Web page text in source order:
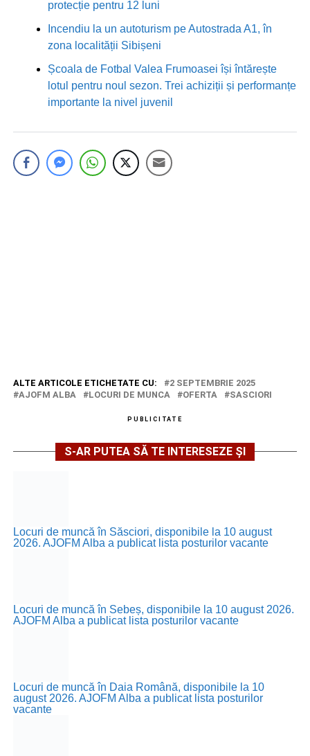
protecție pentru 12 luni
Incendiu la un autoturism pe Autostrada A1, în
zona localității Sibișeni
Școala de Fotbal Valea Frumoasei își întărește
lotul pentru noul sezon. Trei achiziții și performanțe
importante la nivel juvenil
ALTE ARTICOLE ETICHETATE CU:
2 SEPTEMBRIE 2025
AJOFM ALBA
LOCURI DE MUNCA OFERTA SASCIORI
PUBLICITATE
S-AR PUTEA SĂ TE INTERESEZE ȘI
Locuri de muncă în Săsciori, disponibile la 10 august
2026. AJOFM Alba a publicat lista posturilor vacante
Locuri de muncă în Sebeș, disponibile la 10 august 2026.
AJOFM Alba a publicat lista posturilor vacante
Locuri de muncă în Daia Română, disponibile la 10
august 2026. AJOFM Alba a publicat lista posturilor
vacante